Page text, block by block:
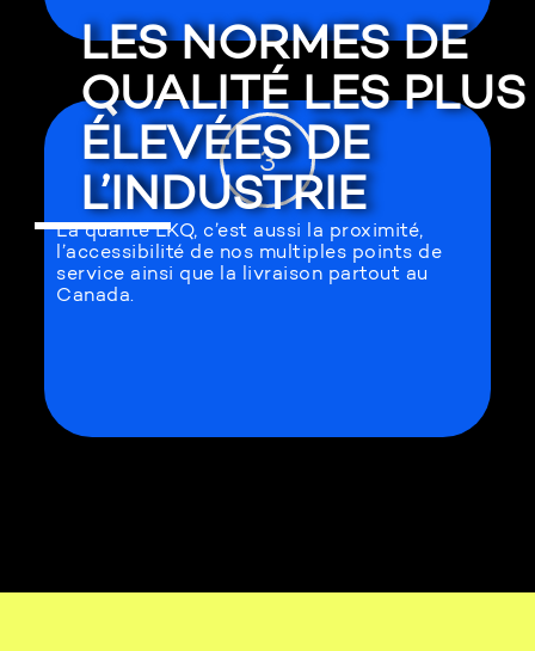
LES NORMES DE
QUALITÉ LES PLUS
ÉLEVÉES DE
L’INDUSTRIE
3
La qualité LKQ, c’est aussi la proximité,
l’accessibilité de nos multiples points de
service ainsi que la livraison partout au
Canada.